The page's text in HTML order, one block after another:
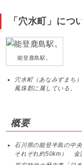
「穴水町」につ
能登鹿島駅。
穴水町（あなみずまち
鳳珠郡に属している。
概要
石川県の能登半島の中
それぞれ約50km） 金